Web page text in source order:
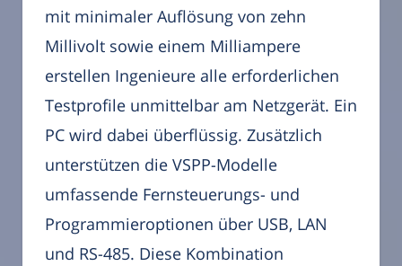
mit minimaler Auflösung von zehn
Millivolt sowie einem Milliampere
erstellen Ingenieure alle erforderlichen
Testprofile unmittelbar am Netzgerät. Ein
PC wird dabei überflüssig. Zusätzlich
unterstützen die VSPP-Modelle
umfassende Fernsteuerungs- und
Programmieroptionen über USB, LAN
und RS-485. Diese Kombination